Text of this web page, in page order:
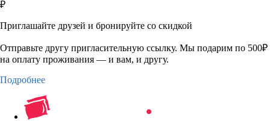
₽
Приглашайте друзей и бронируйте со скидкой
Отправьте другу пригласительную ссылку. Мы подарим по 500₽
на оплату проживания — и вам, и другу.
Подробнее